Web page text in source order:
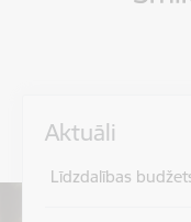
Aktuāli
Līdzdalības